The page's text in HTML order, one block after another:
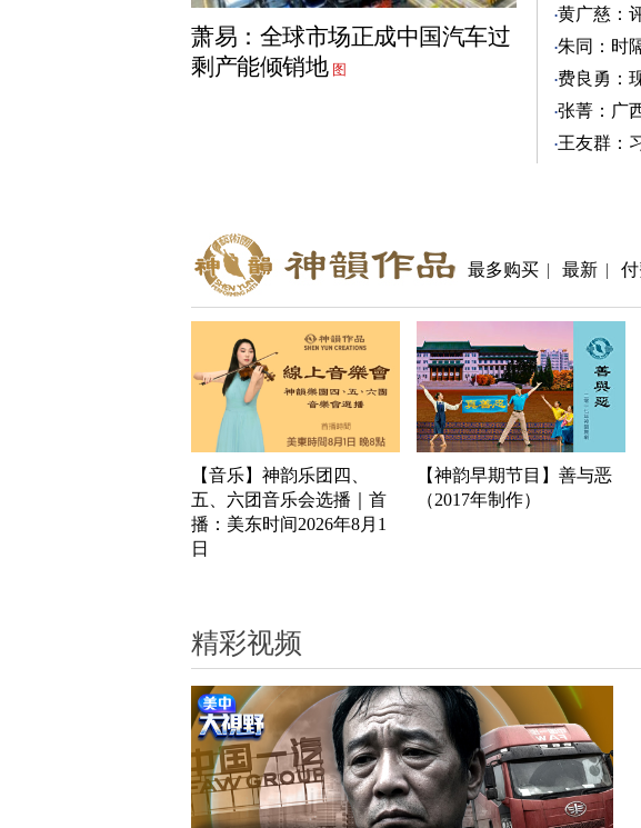
萧易：全球市场正成中国汽车过
剩产能倾销地 图
黄广慈：
否安稳
图
朱同：时
费良勇：
革命
图
张菁：广
盖真相 图
王友群：
最多购买 | 最新 |
【音乐】神韵乐团四、
五、六团音乐会选播｜首
播：美东时间2026年8月1
日
【神韵早期节目】善与恶
（2017年制作）
精彩视频